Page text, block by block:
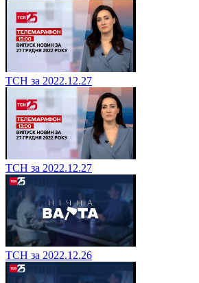
ТСН за 2022.12.27
ТСН за 2022.12.27
ТСН за 2022.12.26